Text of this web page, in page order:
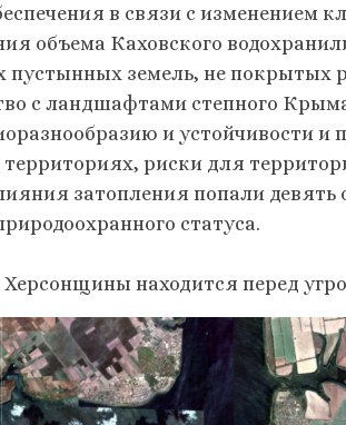
в связи с изменением
объема Каховского
пустынных земель, не покрытых
с ландшафтами степного
и устойчивости и
риски для
затопления попали девять
статуса.
находится перед